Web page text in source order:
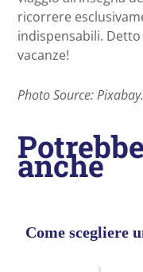
ricorrere
indispensabili.
vacanze!
Photo Source:
anche
Come scegliere